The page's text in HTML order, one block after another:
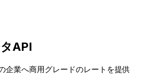
API
企業へ商用グレードのレートを提供